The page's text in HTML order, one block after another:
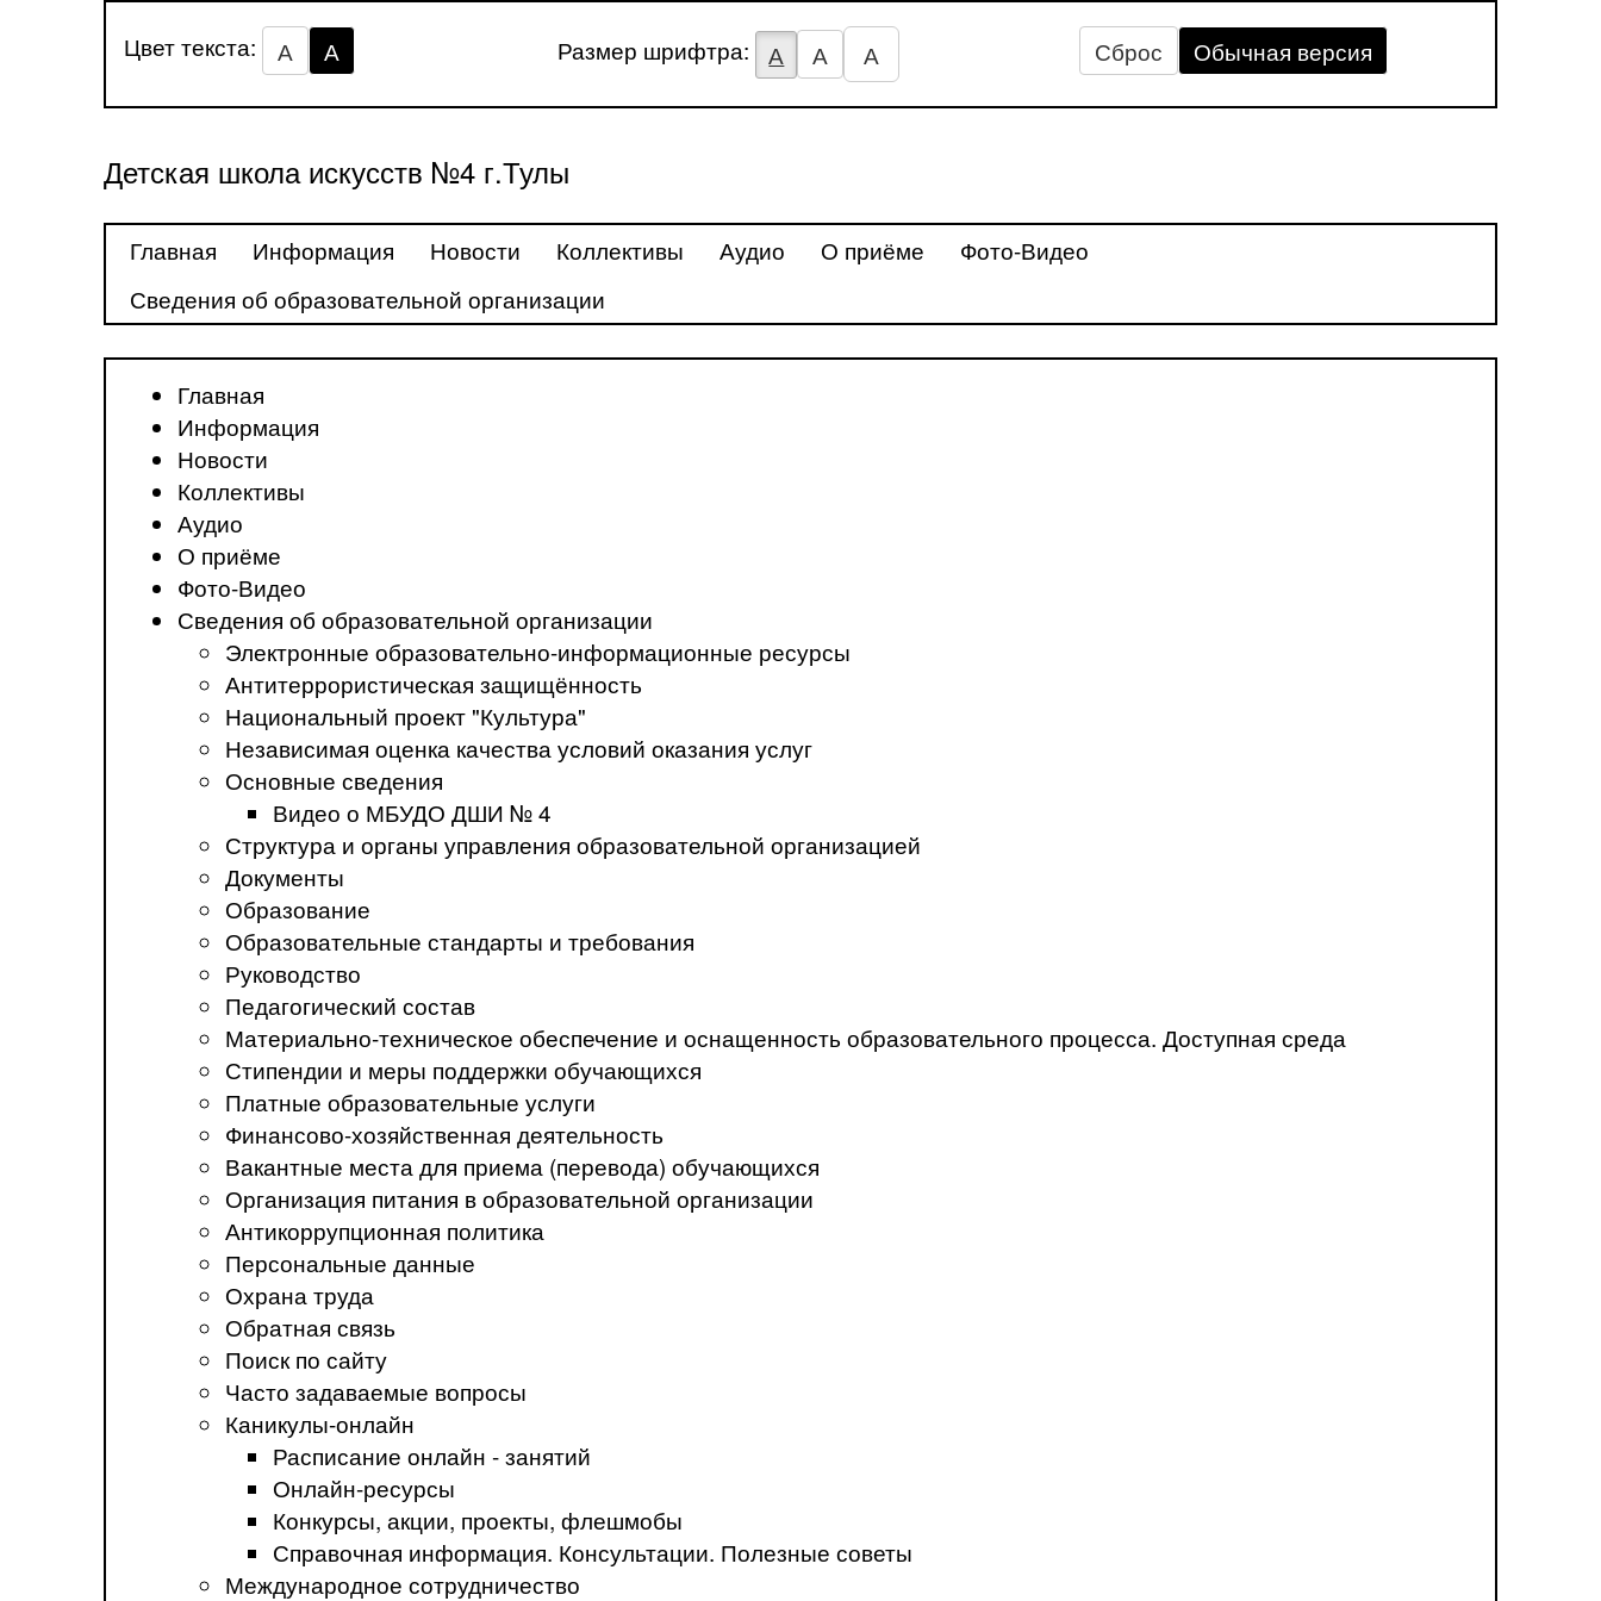
Цвет текста: А А Размер шрифтра: А А А Сброс Обычная версия
Детская школа искусств №4 г.Тулы
Главная Информация Новости Коллективы Аудио О приёме
Фото-Видео
Сведения об образовательной организации
Главная
Информация
Новости
Коллективы
Аудио
О приёме
Фото-Видео
Сведения об образовательной организации
Электронные образовательно-информационные ресурсы
Антитеррористическая защищённость
Национальный проект "Культура"
Независимая оценка качества условий оказания услуг
Основные сведения
Видео о МБУДО ДШИ № 4
Структура и органы управления образовательной организацией
Документы
Образование
Образовательные стандарты и требования
Руководство
Педагогический состав
Материально-техническое обеспечение и оснащенность образовательного процесса. Доступная среда
Стипендии и меры поддержки обучающихся
Платные образовательные услуги
Финансово-хозяйственная деятельность
Вакантные места для приема (перевода) обучающихся
Организация питания в образовательной организации
Антикоррупционная политика
Персональные данные
Охрана труда
Обратная связь
Поиск по сайту
Часто задаваемые вопросы
Каникулы-онлайн
Расписание онлайн - занятий
Онлайн-ресурсы
Конкурсы, акции, проекты, флешмобы
Справочная информация. Консультации. Полезные советы
Международное сотрудничество